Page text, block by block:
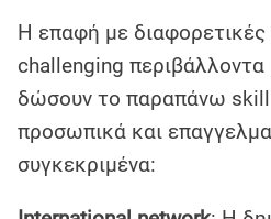
Η επαφή με διαφορετικές
challenging
δώσουν το παραπάνω
προσωπικά και
συγκεκριμένα: